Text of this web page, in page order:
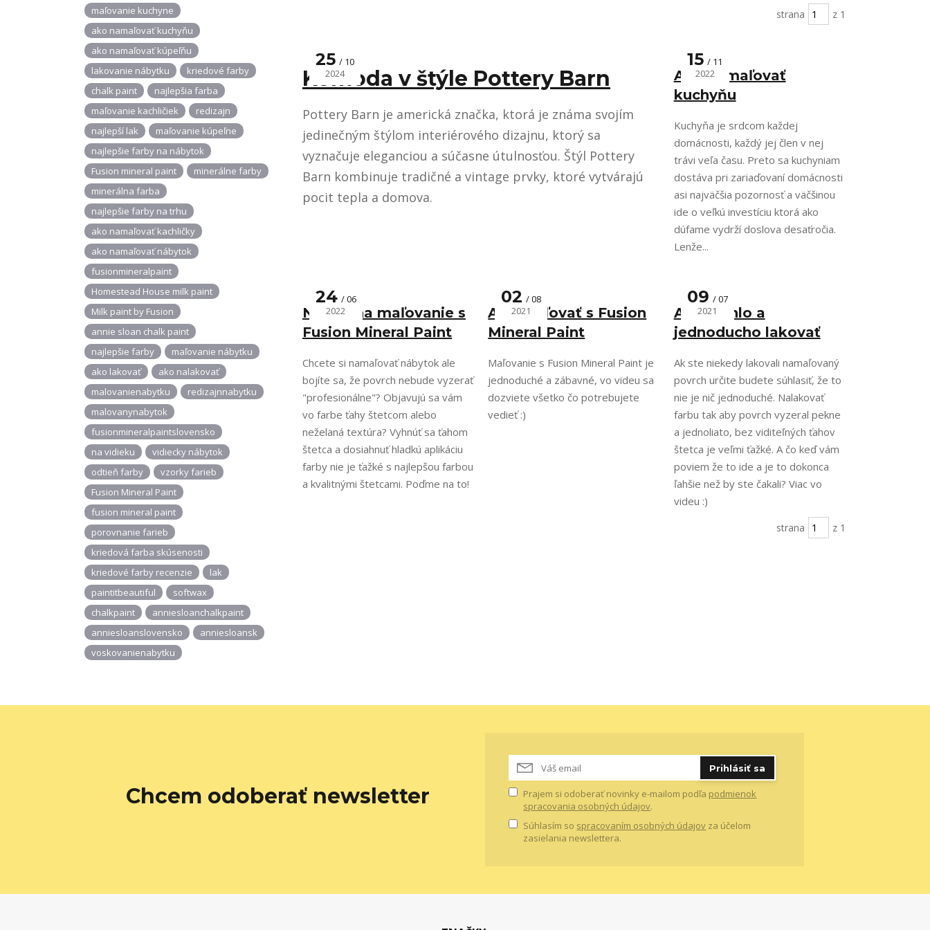
maľovanie kuchyne
ako namaľovať kuchyňu
ako namaľovať kúpeľňu
lakovanie nábytku
kriedové farby
chalk paint
najlepšia farba
maľovanie kachličiek
redizajn
najlepší lak
maľovanie kúpeľne
najlepšie farby na nábytok
Fusion mineral paint
minerálne farby
minerálna farba
najlepšie farby na trhu
ako namaľovať kachličky
ako namaľovať nábytok
fusionmineralpaint
Homestead House milk paint
Milk paint by Fusion
annie sloan chalk paint
najlepšie farby
maľovanie nábytku
ako lakovať
ako nalakovať
malovanienabytku
redizajnnabytku
malovanynabytok
fusionmineralpaintslovensko
na vidieku
vidiecky nábytok
odtieň farby
vzorky farieb
Fusion Mineral Paint
fusion mineral paint
porovnanie farieb
kriedová farba skúsenosti
kriedové farby recenzie
lak
paintitbeautiful
softwax
chalkpaint
anniesloanchalkpaint
anniesloanslovensko
anniesloansk
voskovanienabytku
strana z 1
Komoda v štýle Pottery Barn
25
10
2024
Pottery Barn je americká značka, ktorá je známa svojím
jedinečným štýlom interiérového dizajnu, ktorý sa
vyznačuje eleganciou a súčasne útulnosťou. Štýl Pottery
Barn kombinuje tradičné a vintage prvky, ktoré vytvárajú
pocit tepla a domova.
Ako namaľovať
kuchyňu
15
11
2022
Kuchyňa je srdcom každej
domácnosti, každý jej člen v nej
trávi veľa času. Preto sa kuchyniam
dostáva pri zariaďovaní domácnosti
asi najväčšia pozornosť a väčšinou
ide o veľkú investíciu ktorá ako
dúfame vydrží doslova desaťročia.
Lenže...
Návod na maľovanie s
Fusion Mineral Paint
24
06
2022
Chcete si namaľovať nábytok ale
bojíte sa, že povrch nebude vyzerať
"profesionálne"? Objavujú sa vám
vo farbe ťahy štetcom alebo
neželaná textúra? Vyhnúť sa ťahom
štetca a dosiahnuť hladkú aplikáciu
farby nie je ťažké s najlepšou farbou
a kvalitnými štetcami. Poďme na to!
Ako maľovať s Fusion
Mineral Paint
02
08
2021
Maľovanie s Fusion Mineral Paint je
jednoduché a zábavné, vo videu sa
dozviete všetko čo potrebujete
vedieť :)
Ako rýchlo a
jednoducho lakovať
09
07
2021
Ak ste niekedy lakovali namaľovaný
povrch určite budete súhlasiť, že to
nie je nič jednoduché. Nalakovať
farbu tak aby povrch vyzeral pekne
a jednoliato, bez viditeľných ťahov
štetca je veľmi ťažké. A čo keď vám
poviem že to ide a je to dokonca
ľahšie než by ste čakali? Viac vo
videu :)
strana z 1
Chcem odoberať newsletter
Prihlásiť sa
Prajem si odoberať novinky e-mailom podľa podmienok
spracovania osobných údajov.
Súhlasím so spracovaním osobných údajov za účelom
zasielania newslettera.